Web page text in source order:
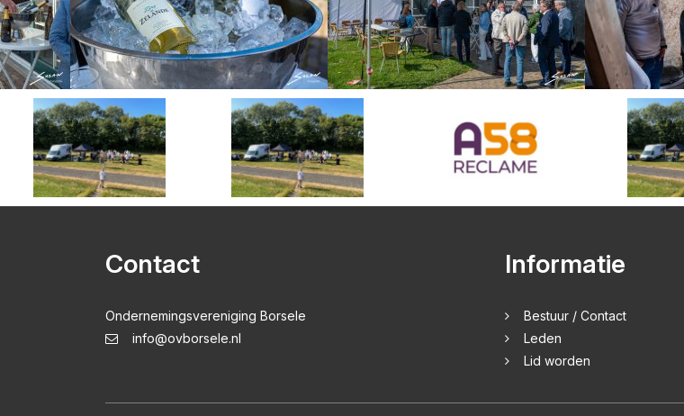
Contact
Ondernemingsvereniging Borsele
info@ovborsele.nl
Informatie
Bestuur / Contact
Leden
Lid worden